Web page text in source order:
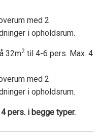
med 2
i opholdsrum.
32m2 til 4-6 pers. Max. 4
med 2
i opholdsrum.
pers. i begge typer.